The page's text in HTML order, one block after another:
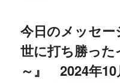
ビ
ゲ
ー
今日のメッセ
世に打ち勝っ
～』 2024年10